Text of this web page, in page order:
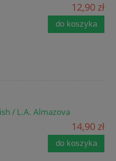
12,90 zł
do koszyka
/ L.A. Almazova
14,90 zł
do koszyka